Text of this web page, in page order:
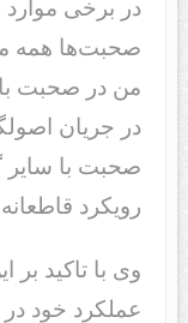
در برخی موارد
صحبت‌ها همه
من در صحبت
در جریان
صحبت با سایر
رویکرد
وی با تاکید